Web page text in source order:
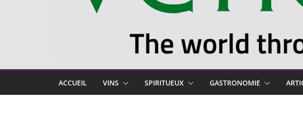
ACCUEIL VINS SPIRITUEUX GASTRONOMIE